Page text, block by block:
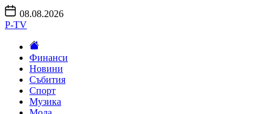
Skip
to
the
content
08.08.2026
P-TV
Финанси
Новини
Събития
Спорт
Музика